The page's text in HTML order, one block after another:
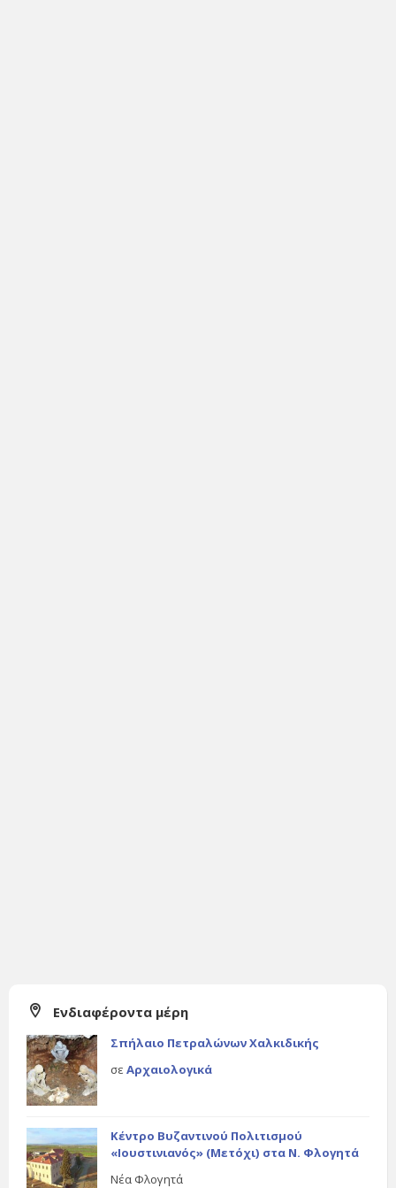
Ενδιαφέροντα μέρη
Σπήλαιο Πετραλώνων Χαλκιδικής
σε Αρχαιολογικά
Κέντρο Βυζαντινού Πολιτισμού
«Ιουστινιανός» (Μετόχι) στα Ν. Φλογητά
Νέα Φλογητά